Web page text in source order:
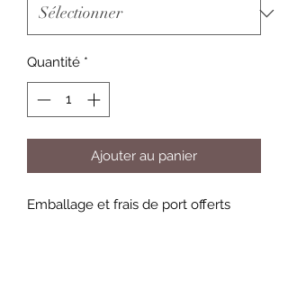
Quantité *
Ajouter au panier
Emballage et frais de port offerts